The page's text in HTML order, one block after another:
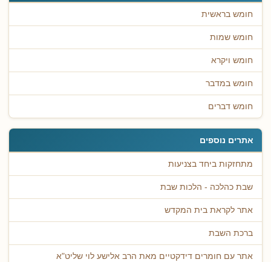
חומש בראשית
חומש שמות
חומש ויקרא
חומש במדבר
חומש דברים
אתרים נוספים
מתחזקות ביחד בצניעות
שבת כהלכה - הלכות שבת
אתר לקראת בית המקדש
ברכת השבת
אתר עם חומרים דידקטיים מאת הרב אלישע לוי שליט"א